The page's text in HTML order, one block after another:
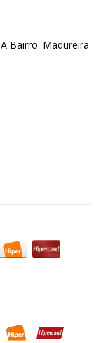
Bairro: Madureira